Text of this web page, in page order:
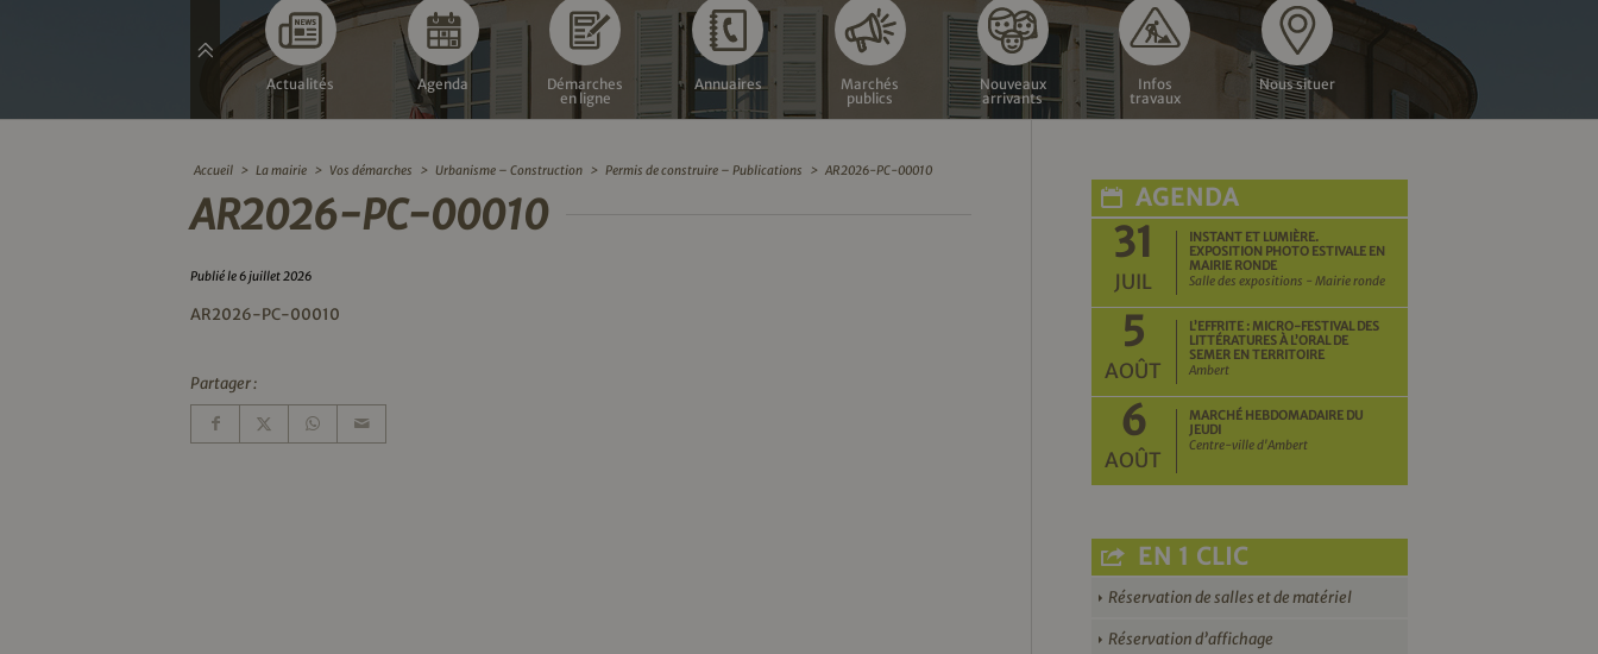
Actualités Agenda
Démarches
en ligne
Annuaires
Marchés
publics
Nouveaux
arrivants
Infos
travaux
Nous situer
Accueil > La mairie > Vos démarches > Urbanisme – Construction > Permis de construire – Publications > AR2026-PC-00010
AR2026-PC-00010
Publié le 6 juillet 2026
AR2026-PC-00010
Partager :
AGENDA
31
JUIL
INSTANT ET LUMIÈRE.
EXPOSITION PHOTO ESTIVALE EN
MAIRIE RONDE
Salle des expositions - Mairie ronde
5
AOÛT
L’EFFRITE : MICRO-FESTIVAL DES
LITTÉRATURES À L’ORAL DE
SEMER EN TERRITOIRE
Ambert
6
AOÛT
MARCHÉ HEBDOMADAIRE DU
JEUDI
Centre-ville d'Ambert
EN 1 CLIC
Réservation de salles et de matériel
Réservation d’affichage